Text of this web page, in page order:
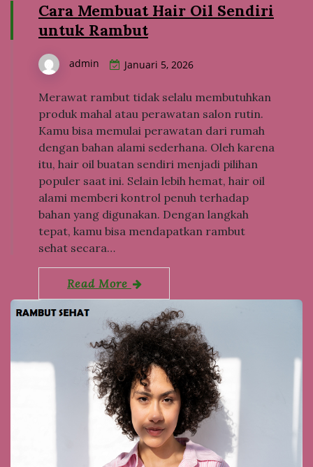
Cara Membuat Hair Oil Sendiri
untuk Rambut
admin Januari 5, 2026
Merawat rambut tidak selalu membutuhkan
produk mahal atau perawatan salon rutin.
Kamu bisa memulai perawatan dari rumah
dengan bahan alami sederhana. Oleh karena
itu, hair oil buatan sendiri menjadi pilihan
populer saat ini. Selain lebih hemat, hair oil
alami memberi kontrol penuh terhadap
bahan yang digunakan. Dengan langkah
tepat, kamu bisa mendapatkan rambut
sehat secara…
Read More